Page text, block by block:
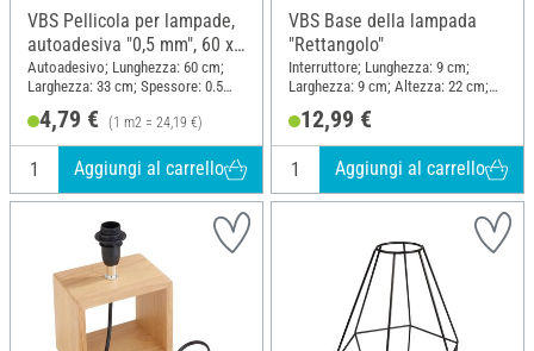
VBS Pellicola per lampade,
autoadesiva "0,5 mm", 60 x
33 cm
Autoadesivo; Lunghezza: 60 cm;
Larghezza: 33 cm; Spessore: 0.5
4,79 € (1 m2 = 24,19 €)
Aggiungi al carrello
VBS Base della lampada
"Rettangolo"
Interruttore; Lunghezza: 9 cm;
Larghezza: 9 cm; Altezza: 22 cm;
12,99 €
Aggiungi al carrello